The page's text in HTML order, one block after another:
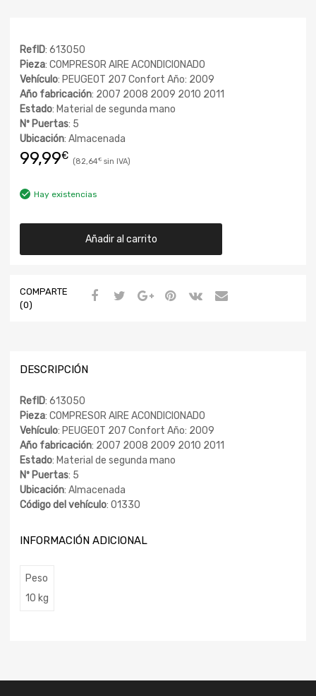
RefID: 613050
Pieza: COMPRESOR AIRE ACONDICIONADO
Vehículo: PEUGEOT 207 Confort Año: 2009
Año fabricación: 2007 2008 2009 2010 2011
Estado: Material de segunda mano
Nº Puertas: 5
Ubicación: Almacenada
99,99€ 82,64€
Hay existencias
Añadir al carrito
COMPARTE
(0)
DESCRIPCIÓN
RefID: 613050
Pieza: COMPRESOR AIRE ACONDICIONADO
Vehículo: PEUGEOT 207 Confort Año: 2009
Año fabricación: 2007 2008 2009 2010 2011
Estado: Material de segunda mano
Nº Puertas: 5
Ubicación: Almacenada
Código del vehículo: 01330
INFORMACIÓN ADICIONAL
Peso
10 kg